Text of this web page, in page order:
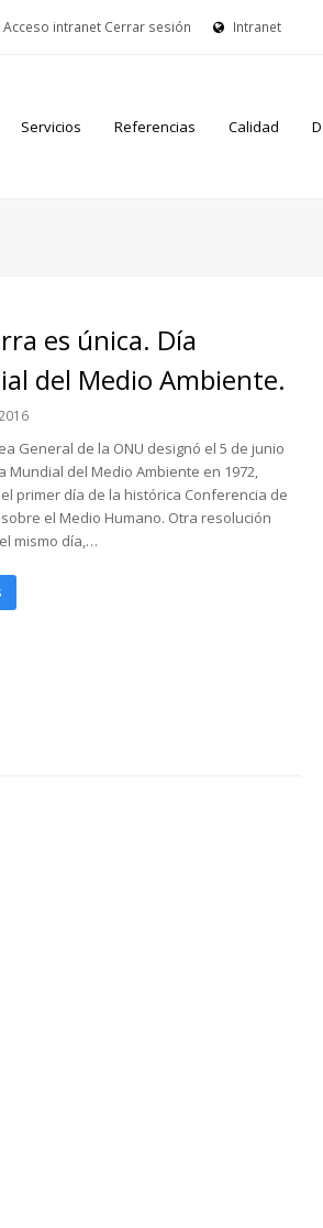
Acceso intranet Cerrar sesión Intranet
Servicios Referencias Calidad
es única. Día
del Medio Ambiente.
General de la ONU designó el 5 de junio
Mundial del Medio Ambiente en 1972,
primer día de la histórica Conferencia de
el Medio Humano. Otra resolución
mismo día,…